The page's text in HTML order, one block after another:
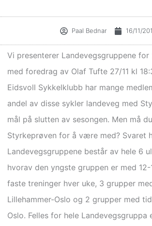
Paal Bednar 16/11/
Vi presenterer Landevegsgruppene for
med foredrag av Olaf Tufte 27/11 kl
Eidsvoll Sykkelklubb har mange
andel av disse sykler landeveg med
mål på slutten av sesongen. Men må
Styrkeprøven for å være med? Svaret
Landevegsgruppene består av hele 6
hvorav den yngste gruppen er med
faste treninger hver uke, 3 grupper
Lillehammer-Oslo og 2 grupper med
Oslo. Felles for hele Landevegsgruppa